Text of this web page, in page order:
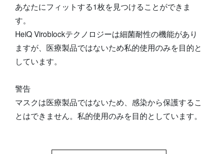
あなたにフィットする1枚を見つけることができま
す。
HeiQ Viroblockテクノロジーは細菌耐性の機能があり
ますが、医療製品ではないため私的使用のみを目的と
しています。
警告
マスクは医療製品ではないため、感染から保護するこ
とはできません。私的使用のみを目的としています。